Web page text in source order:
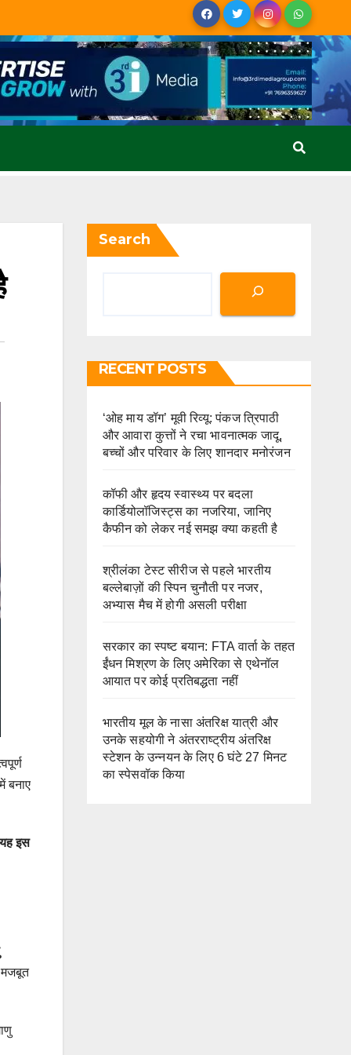
बनाए
इस
मजबूत
Search
RECENT POSTS
‘ओह माय डॉग’ मूवी रिव्यू: पंकज त्रिपाठी
और आवारा कुत्तों ने रचा भावनात्मक जादू,
बच्चों और परिवार के लिए शानदार मनोरंजन
कॉफी और हृदय स्वास्थ्य पर बदला
कार्डियोलॉजिस्ट्स का नजरिया, जानिए
कैफीन को लेकर नई समझ क्या कहती है
श्रीलंका टेस्ट सीरीज से पहले भारतीय
बल्लेबाज़ों की स्पिन चुनौती पर नजर,
अभ्यास मैच में होगी असली परीक्षा
सरकार का स्पष्ट बयान: FTA वार्ता के तहत
ईंधन मिश्रण के लिए अमेरिका से एथेनॉल
आयात पर कोई प्रतिबद्धता नहीं
भारतीय मूल के नासा अंतरिक्ष यात्री और
उनके सहयोगी ने अंतरराष्ट्रीय अंतरिक्ष
स्टेशन के उन्नयन के लिए 6 घंटे 27 मिनट
का स्पेसवॉक किया